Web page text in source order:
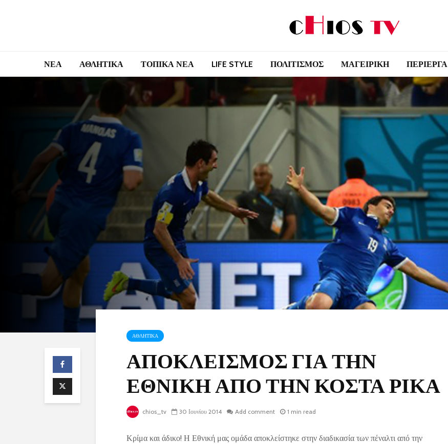
ΝΕΑ ΑΘΛΗΤΙΚΑ ΤΟΠΙΚΑ ΝΕΑ LIFE STYLE ΠΟΛΙΤΙΣΜΟΣ ΜΑΓΕΙΡΙΚΗ ΠΕΡΙΕΡΓΑ
ΑΘΛΗΤΙΚΑ
ΑΠΟΚΛΕΙΣΜΟΣ ΓΙΑ ΤΗΝ
ΕΘΝΙΚΗ ΑΠΟ ΤΗΝ ΚΟΣΤΑ ΡΙΚΑ
chios_tv 30 Ιουνίου 2014 Add comment 1 min read
Κρίμα και άδικο! Η Εθνική μας ομάδα αποκλείστηκε στην διαδικασία των πέναλτι από την